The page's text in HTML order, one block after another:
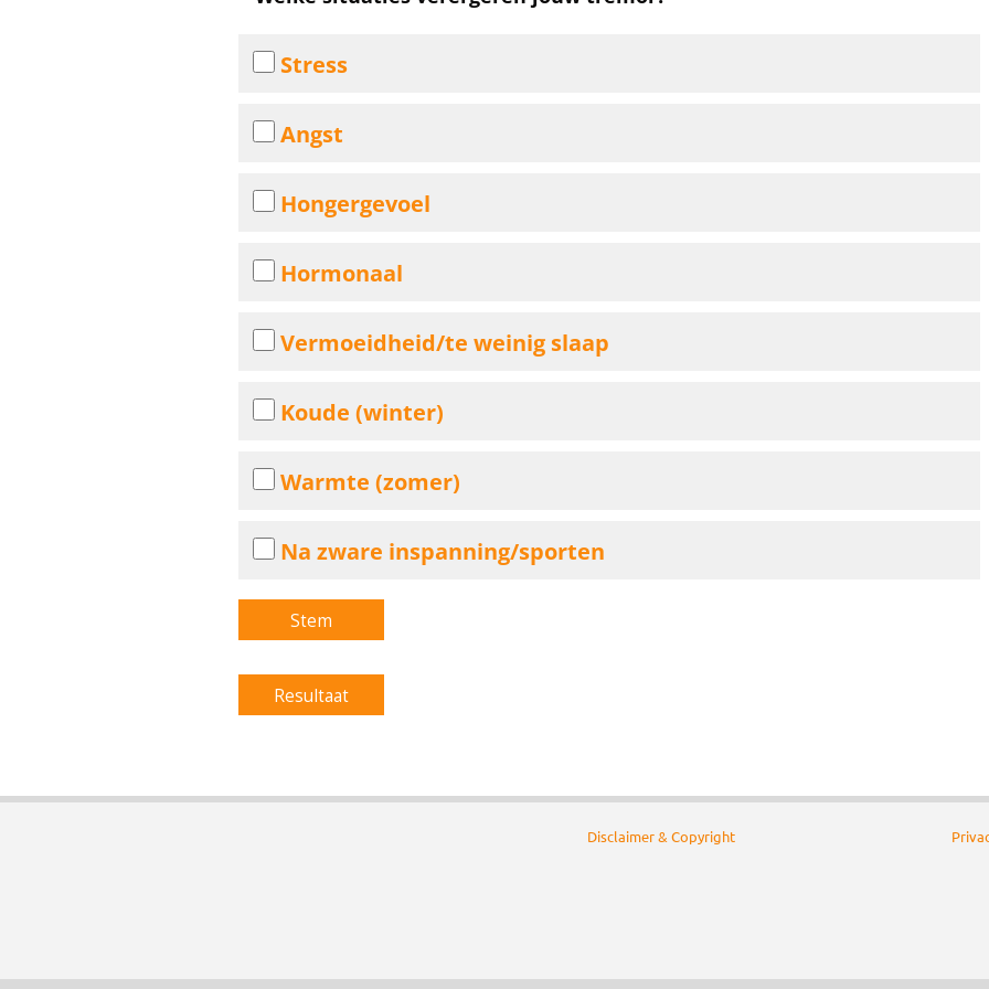
Stress
Angst
Hongergevoel
Hormonaal
Vermoeidheid/te weinig slaap
Koude (winter)
Warmte (zomer)
Na zware inspanning/sporten
Disclaimer & Copyright